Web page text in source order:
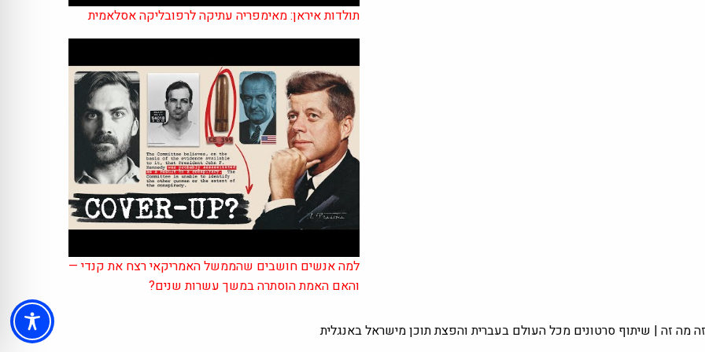
תולדות איראן: מאימפריה עתיקה לרפובליקה אסלאמית
למה אנשים חושבים שהממשל האמריקאי רצח את קנדי —
והאם האמת הוסתרה במשך עשרות שנים?